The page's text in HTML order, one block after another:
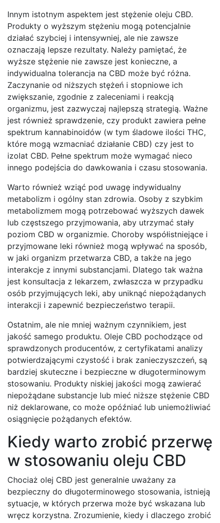
Innym istotnym aspektem jest stężenie oleju CBD.
Produkty o wyższym stężeniu mogą potencjalnie
działać szybciej i intensywniej, ale nie zawsze
oznaczają lepsze rezultaty. Należy pamiętać, że
wyższe stężenie nie zawsze jest konieczne, a
indywidualna tolerancja na CBD może być różna.
Zaczynanie od niższych stężeń i stopniowe ich
zwiększanie, zgodnie z zaleceniami i reakcją
organizmu, jest zazwyczaj najlepszą strategią. Ważne
jest również sprawdzenie, czy produkt zawiera pełne
spektrum kannabinoidów (w tym śladowe ilości THC,
które mogą wzmacniać działanie CBD) czy jest to
izolat CBD. Pełne spektrum może wymagać nieco
innego podejścia do dawkowania i czasu stosowania.
Warto również wziąć pod uwagę indywidualny
metabolizm i ogólny stan zdrowia. Osoby z szybkim
metabolizmem mogą potrzebować wyższych dawek
lub częstszego przyjmowania, aby utrzymać stały
poziom CBD w organizmie. Choroby współistniejące i
przyjmowane leki również mogą wpływać na sposób,
w jaki organizm przetwarza CBD, a także na jego
interakcje z innymi substancjami. Dlatego tak ważna
jest konsultacja z lekarzem, zwłaszcza w przypadku
osób przyjmujących leki, aby uniknąć niepożądanych
interakcji i zapewnić bezpieczeństwo terapii.
Ostatnim, ale nie mniej ważnym czynnikiem, jest
jakość samego produktu. Oleje CBD pochodzące od
sprawdzonych producentów, z certyfikatami analizy
potwierdzającymi czystość i brak zanieczyszczeń, są
bardziej skuteczne i bezpieczne w długoterminowym
stosowaniu. Produkty niskiej jakości mogą zawierać
niepożądane substancje lub mieć niższe stężenie CBD
niż deklarowane, co może opóźniać lub uniemożliwiać
osiągnięcie pożądanych efektów.
Kiedy warto zrobić przerwę
w stosowaniu oleju CBD
Chociaż olej CBD jest generalnie uważany za
bezpieczny do długoterminowego stosowania, istnieją
sytuacje, w których przerwa może być wskazana lub
wręcz korzystna. Zrozumienie, kiedy i dlaczego zrobić